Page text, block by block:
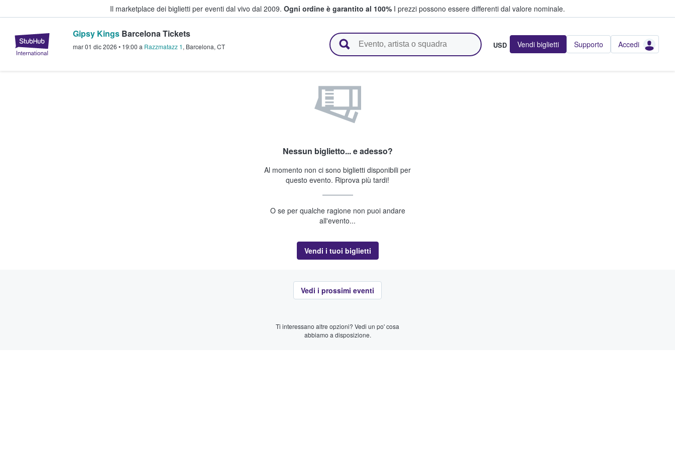
Il marketplace dei biglietti per eventi dal vivo dal 2009. Ogni ordine è garantito al 100% I prezzi possono essere differenti dal valore nominale.
StubHub - Dove i fan comprano e vendono biglietti
Gipsy Kings Barcelona Tickets
mar 01 dic 2026 • 19:00 a Razzmatazz 1, Barcelona, CT USD Vendi biglietti Supporto Accedi
Nessun biglietto... e adesso?
Al momento non ci sono biglietti disponibili per
questo evento. Riprova più tardi!
O se per qualche ragione non puoi andare
all'evento...
Vendi i tuoi biglietti
Vedi i prossimi eventi
Ti interessano altre opzioni? Vedi un po' cosa
abbiamo a disposizione.